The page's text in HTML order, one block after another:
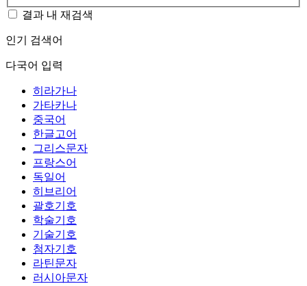
결과 내 재검색
인기 검색어
다국어 입력
히라가나
가타카나
중국어
한글고어
그리스문자
프랑스어
독일어
히브리어
괄호기호
학술기호
기술기호
첨자기호
라틴문자
러시아문자